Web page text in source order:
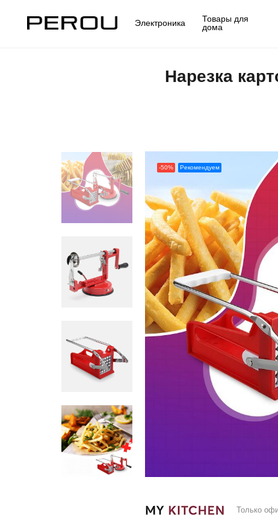
Электроника Товары для
дома
Нарезка
-50% Рекомендуем
Только